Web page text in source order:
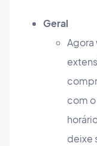
Geral
Agora
com
deixe